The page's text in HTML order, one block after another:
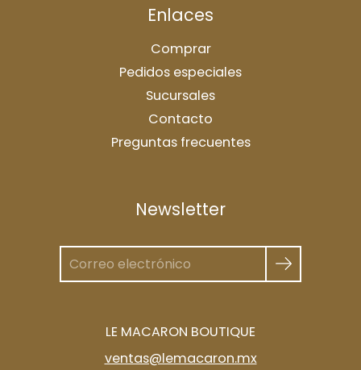
Enlaces
Comprar
Pedidos especiales
Sucursales
Contacto
Preguntas frecuentes
Newsletter
LE MACARON BOUTIQUE
ventas@lemacaron.mx